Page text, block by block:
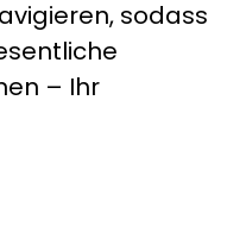
sodass
– Ihr